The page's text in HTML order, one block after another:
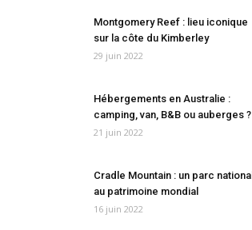
Montgomery Reef : lieu iconique
sur la côte du Kimberley
29 juin 2022
Hébergements en Australie :
camping, van, B&B ou auberges ?
21 juin 2022
Cradle Mountain : un parc national
au patrimoine mondial
16 juin 2022